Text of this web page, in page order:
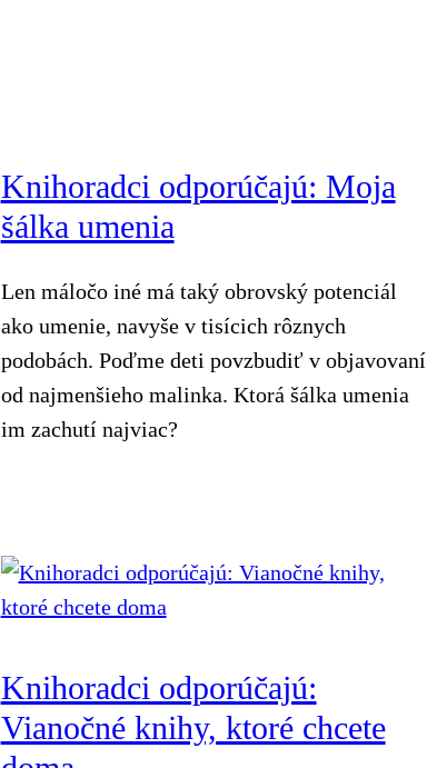
Knihoradci odporúčajú: Moja
šálka umenia
Len máločo iné má taký obrovský potenciál
ako umenie, navyše v tisícich rôznych
podobách. Poďme deti povzbudiť v objavovaní
od najmenšieho malinka. Ktorá šálka umenia
im zachutí najviac?
Knihoradci odporúčajú:
Vianočné knihy, ktoré chcete